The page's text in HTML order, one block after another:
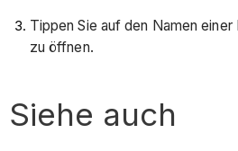
Tippen Sie auf den Namen
zu öffnen.
Siehe auch